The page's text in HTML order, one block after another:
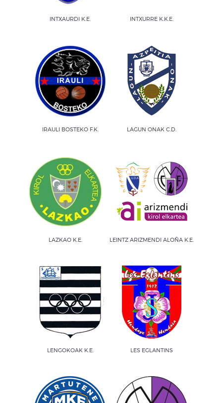
INTXAURDI K.E. INTXURRE K.K.E.
IRAULI BOSTEKO F.K. LAGUN ONAK C.D.
LAZKAO K.E. LEINTZ ARIZMENDI ALOÑA K.E.
LENGOKOAK K.E. LES EGLANTINS